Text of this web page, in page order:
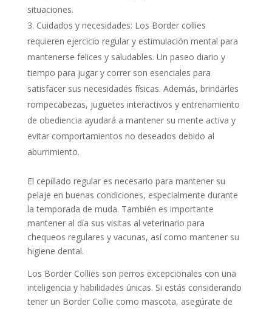
situaciones.
Cuidados y necesidades: Los Border collies
requieren ejercicio regular y estimulación mental para
mantenerse felices y saludables. Un paseo diario y
tiempo para jugar y correr son esenciales para
satisfacer sus necesidades físicas. Además, brindarles
rompecabezas, juguetes interactivos y entrenamiento
de obediencia ayudará a mantener su mente activa y
evitar comportamientos no deseados debido al
aburrimiento.
El cepillado regular es necesario para mantener su
pelaje en buenas condiciones, especialmente durante
la temporada de muda. También es importante
mantener al día sus visitas al veterinario para
chequeos regulares y vacunas, así como mantener su
higiene dental.
Los Border Collies son perros excepcionales con una
inteligencia y habilidades únicas. Si estás considerando
tener un Border Collie como mascota, asegúrate de